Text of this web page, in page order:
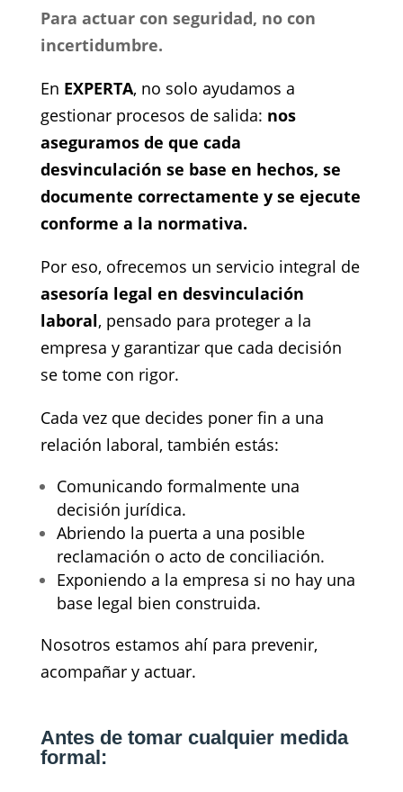
Para actuar con seguridad, no con
incertidumbre.
En EXPERTA, no solo ayudamos a
gestionar procesos de salida: nos
aseguramos de que cada
desvinculación se base en hechos, se
documente correctamente y se ejecute
conforme a la normativa.
Por eso, ofrecemos un servicio integral de
asesoría legal en desvinculación
laboral, pensado para proteger a la
empresa y garantizar que cada decisión
se tome con rigor.
Cada vez que decides poner fin a una
relación laboral, también estás:
Comunicando formalmente una
decisión jurídica.
Abriendo la puerta a una posible
reclamación o acto de conciliación.
Exponiendo a la empresa si no hay una
base legal bien construida.
Nosotros estamos ahí para prevenir,
acompañar y actuar.
Antes de tomar cualquier medida
formal: